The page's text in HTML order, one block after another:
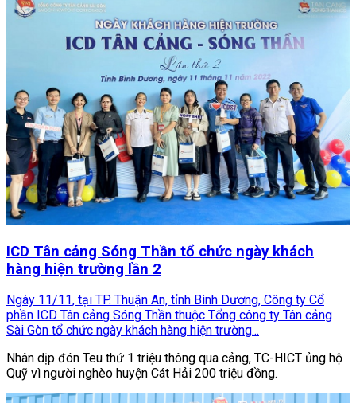
ICD Tân cảng Sóng Thần tổ chức ngày khách
hàng hiện trường lần 2
Ngày 11/11, tại TP. Thuận An, tỉnh Bình Dương, Công ty Cổ
phần ICD Tân cảng Sóng Thần thuộc Tổng công ty Tân cảng
Sài Gòn tổ chức ngày khách hàng hiện trường...
Nhân dịp đón Teu thứ 1 triệu thông qua cảng, TC-HICT ủng hộ
Quỹ vì người nghèo huyện Cát Hải 200 triệu đồng.